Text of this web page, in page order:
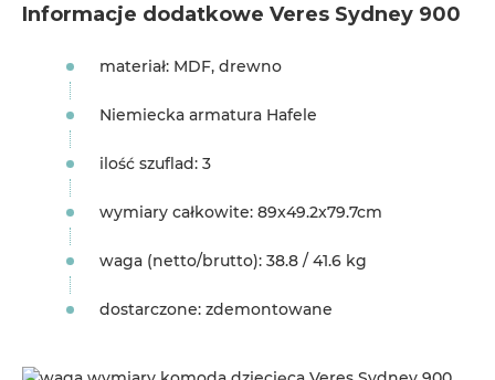
Informacje dodatkowe Veres Sydney 900
materiał: MDF, drewno
Niemiecka armatura Hafele
ilość szuflad: 3
wymiary całkowite: 89x49.2x79.7cm
waga (netto/brutto): 38.8 / 41.6 kg
dostarczone: zdemontowane